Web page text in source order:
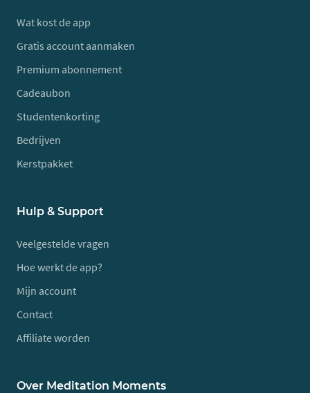
Wat kost de app
Gratis account aanmaken
Premium abonnement
Cadeaubon
Studentenkorting
Bedrijven
Kerstpakket
Hulp & Support
Veelgestelde vragen
Hoe werkt de app?
Mijn account
Contact
Affiliate worden
Over Meditation Moments